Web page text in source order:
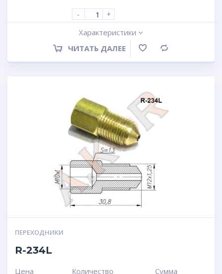
-
+
Характеристики
ЧИТАТЬ ДАЛЕЕ
ПЕРЕХОДНИКИ
R-234L
Цена Количество Сумма